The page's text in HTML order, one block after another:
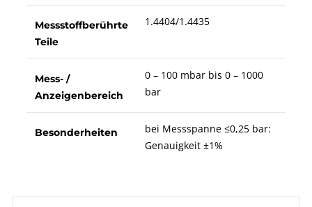
Messstoffberührte
Teile
1.4404/1.4435
Mess- /
Anzeigenbereich
0 – 100 mbar bis 0 – 1000
bar
Besonderheiten
bei Messspanne ≤0,25 bar:
Genauigkeit ±1%